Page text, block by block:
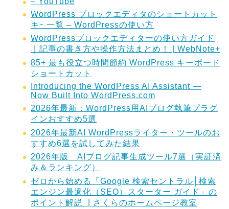
WordPress ブロックエディタのショートカット
キｰ 一覧 – WordPressの使い方
WordPressブロックエディターの使い方ガイド
｜記事の書き方や操作方法まとめ！ | WebNote+
85+ 最も役立つ時間節約 WordPress キーボード
ショートカット
Introducing the WordPress AI Assistant —
Now Built Into WordPress.com
2026年最新：WordPress用AIブログ執筆プラグ
インおすすめ5選
2026年最新AI WordPressライター・ツールのお
すすめ6選を試してみた結果
2026年版 AIブログ記事生成ツール7選（実証済
み＆ランキング）
ゼロから始める「Google 検索セントラル│検索
エンジン最適化（SEO）スターター ガイド」の
ポイント解説 | さくらのホームページ教室